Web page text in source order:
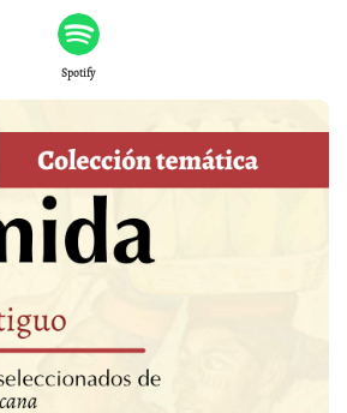
Spotify